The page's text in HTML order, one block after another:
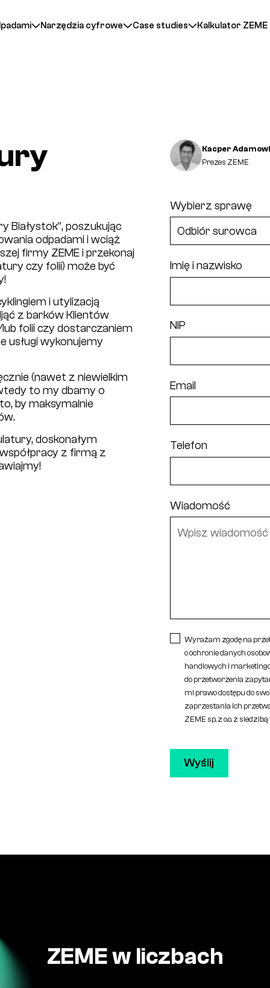
Narzędzia cyfrowe Case studies Kalkulator
Białystok”, poszukując
odpadami i wciąż
firmy ZEME i przekonaj
czy folii) może być
i utylizacją
z barków Klientów
folii czy dostarczaniem
usługi wykonujemy
(nawet z niewielkim
to my dbamy o
by maksymalnie
doskonałym
z firmą z
Kacper
Prezes ZEME
Wybierz sprawę
Imię i nazwisko
NIP
Email
Telefon
Wiadomość
Wyrażam zgodę na
o ochronie danych
handlowych i
do przetworzenia
mi prawo dostępu do
zaprzestania ich
ZEME sp. z o.o. z
ZEME w liczbach